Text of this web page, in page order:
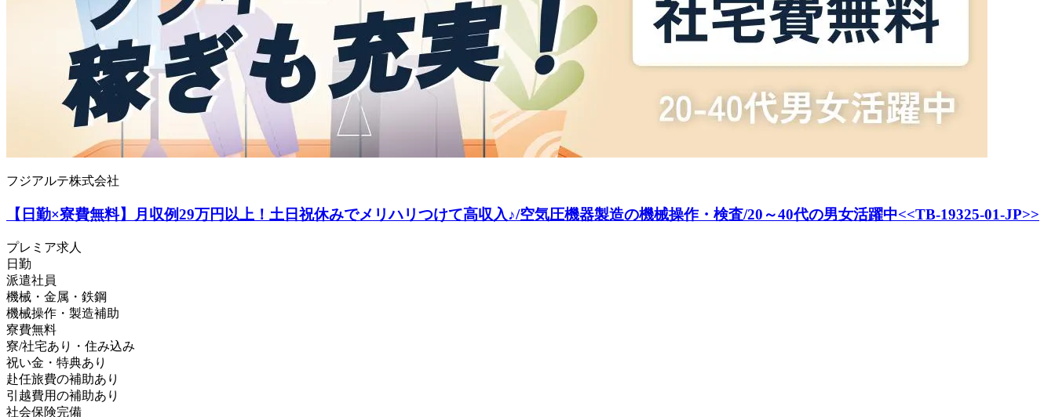
フジアルテ株式会社
【日勤×寮費無料】月収例29万円以上！土日祝休みでメリハリつけて高収入♪/空気圧機器製造の機械操作・検査/20～40代の男女活躍中<<TB-19325-01-JP>>
プレミア求人
日勤
派遣社員
機械・金属・鉄鋼
機械操作・製造補助
寮費無料
寮/社宅あり・住み込み
祝い金・特典あり
赴任旅費の補助あり
引越費用の補助あり
社会保険完備